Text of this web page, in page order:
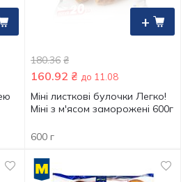
+
180.36 ₴
160.92 ₴ до 11.08
Міні листкові булочки Легко!
Міні з м'ясом заморожені 600г
600 г